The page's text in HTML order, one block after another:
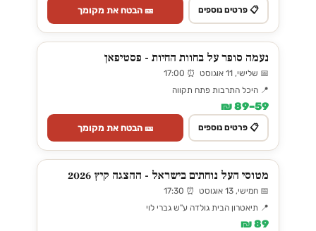
📋 פרטים נוספים 🎫 הבטח את מקומך
נעמה סופר על בחוות החיות - פסטיפאן
📅 שלישי, 11 אוגוסט ⏰ 17:00
📍 היכל התרבות פתח תקווה
59–89 ₪
📋 פרטים נוספים 🎫 הבטח את מקומך
מטוסי העל נוחתים בישראל - ההצגה קיץ 2026
📅 חמישי, 13 אוגוסט ⏰ 17:30
📍 תיאטרון הבית גולדה ע"ש גברי לוי
89 ₪